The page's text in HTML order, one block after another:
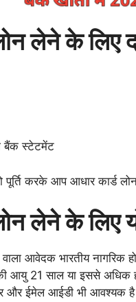
लेने के लिए
बैंक स्टेटमेंट
पूर्ति करके आप आधार कार्ड
लेने के लिए
आवेदक भारतीय नागरिक
21 साल या इससे अधिक
और ईमेल आईडी भी आवश्यक है |